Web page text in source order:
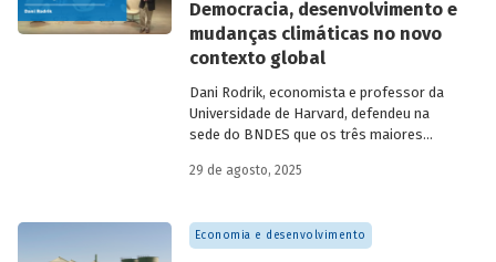
microempreendedores. Essas instituições
eram afiliadas a redes internacionais, tais
como: Acción Internacional, Banco
(BID), Inter-American Foundation e
Women’s World Banking.
Democracia, desenvolvimento e
mudanças climáticas no novo
contexto global
Dani Rodrik, economista e professor da
Universidade de Harvard, defendeu na
sede do BNDES que os três maiores
restauração da classe média e redução da
mudanças estruturais. Conheça seus
argumentos.
29 de agosto, 2025
Economia e desenvolvimento